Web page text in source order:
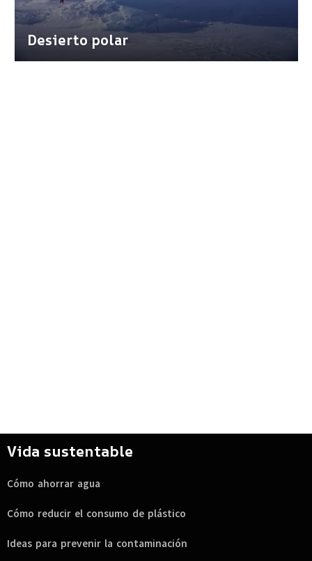
Desierto polar
Vida sustentable
Cómo ahorrar agua
Cómo reducir el consumo de plástico
Ideas para prevenir la contaminación